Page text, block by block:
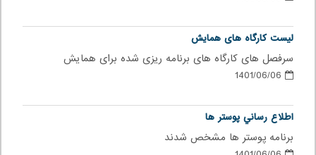
لیست کارگاه های همایش
سرفصل های کارگاه های برنامه ریزی شده برای همایش
اطلاع رساني پوستر ها
برنامه پوستر ها مشخص شدند